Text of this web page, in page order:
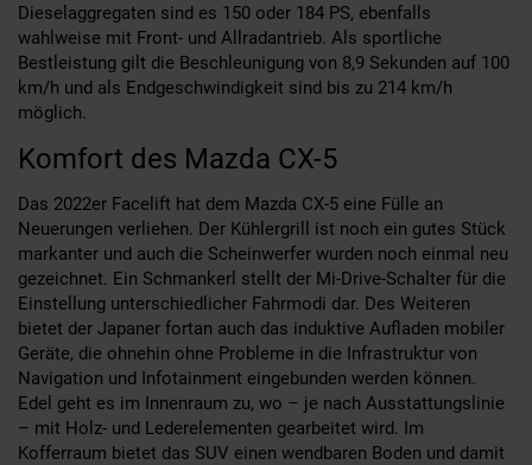
Dieselaggregaten sind es 150 oder 184 PS, ebenfalls
wahlweise mit Front- und Allradantrieb. Als sportliche
Bestleistung gilt die Beschleunigung von 8,9 Sekunden auf 100
km/h und als Endgeschwindigkeit sind bis zu 214 km/h
möglich.
Komfort des Mazda CX-5
Das 2022er Facelift hat dem Mazda CX-5 eine Fülle an
Neuerungen verliehen. Der Kühlergrill ist noch ein gutes Stück
markanter und auch die Scheinwerfer wurden noch einmal neu
gezeichnet. Ein Schmankerl stellt der Mi-Drive-Schalter für die
Einstellung unterschiedlicher Fahrmodi dar. Des Weiteren
bietet der Japaner fortan auch das induktive Aufladen mobiler
Geräte, die ohnehin ohne Probleme in die Infrastruktur von
Navigation und Infotainment eingebunden werden können.
Edel geht es im Innenraum zu, wo – je nach Ausstattungslinie
– mit Holz- und Lederelementen gearbeitet wird. Im
Kofferraum bietet das SUV einen wendbaren Boden und damit